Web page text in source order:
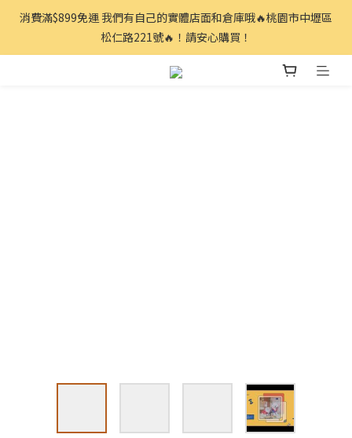
消費滿$899免運 我們有自己的實體店面和倉庫哦🔥桃園市中壢區
松仁路221號🔥！請安心購買！